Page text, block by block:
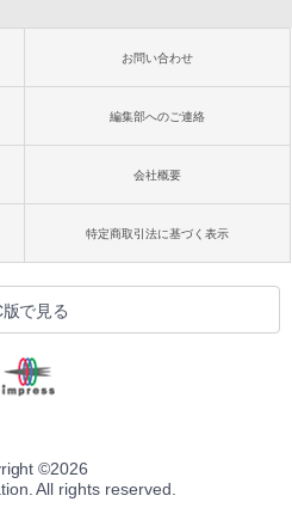
お問い合わせ
編集部へのご連絡
会社概要
特定商取引法に基づく表示
版で見る
©2026
All rights reserved.